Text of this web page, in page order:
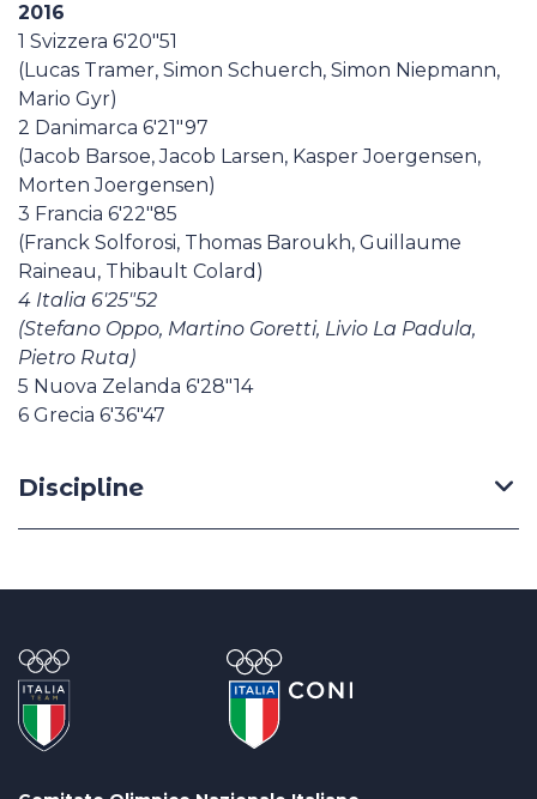
2016
1 Svizzera 6'20"51
(Lucas Tramer, Simon Schuerch, Simon Niepmann,
Mario Gyr)
2 Danimarca 6'21"97
(Jacob Barsoe, Jacob Larsen, Kasper Joergensen,
Morten Joergensen)
3 Francia 6'22"85
(Franck Solforosi, Thomas Baroukh, Guillaume
Raineau, Thibault Colard)
4 Italia 6'25"52
(Stefano Oppo, Martino Goretti, Livio La Padula,
Pietro Ruta)
5 Nuova Zelanda 6'28"14
6 Grecia 6'36"47
Discipline